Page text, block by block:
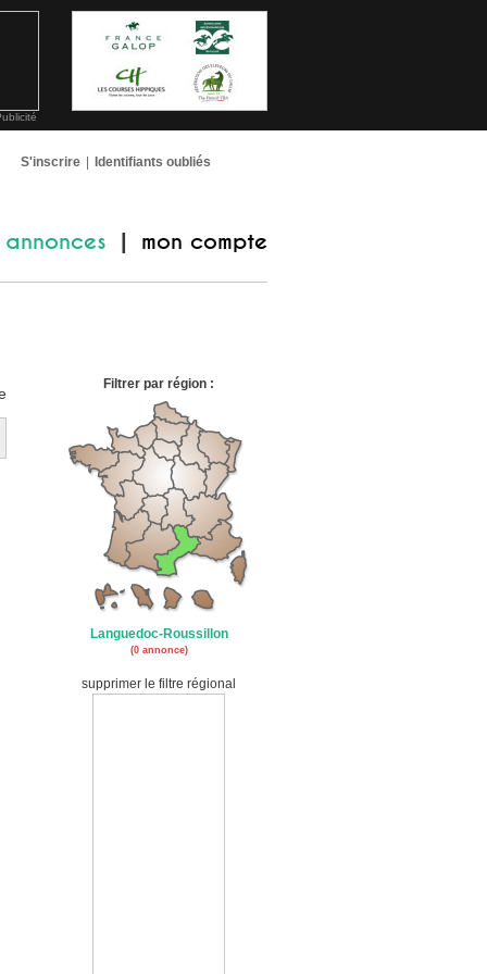
S'inscrire Identifiants oubliés
annonces mon compte
Filtrer par région :
Languedoc-Roussillon
(0 annonce)
supprimer le filtre régional